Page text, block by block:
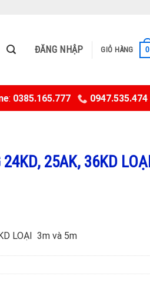
ĐĂNG NHẬP GIỎ HÀNG 0
: 0385.165.777 0947.535.474
25AK, 36KD LOẠI
LOẠI 3m và 5m